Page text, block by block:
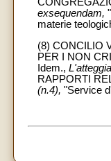
exsequendam,
materie
(8) CONCILIO
PER I NON
Idem.,
RAPPORTI
(n.4), "Service